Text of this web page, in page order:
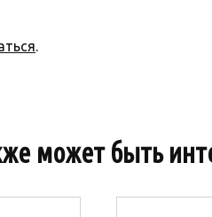
.
может быть